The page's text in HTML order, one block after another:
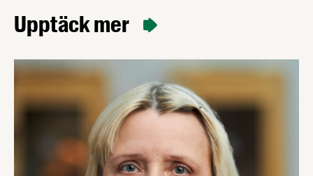
arbetat med produktutveckling och lagstiftningsfrågor på bl a
Arla, Unilever och Lantmännen och har en Master of Science
Upptäck mer